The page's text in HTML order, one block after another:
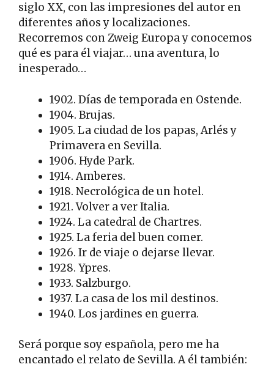
siglo XX, con las impresiones del autor en
diferentes años y localizaciones.
Recorremos con Zweig Europa y conocemos
qué es para él viajar… una aventura, lo
inesperado…
1902. Días de temporada en Ostende.
1904. Brujas.
1905. La ciudad de los papas, Arlés y
Primavera en Sevilla.
1906. Hyde Park.
1914. Amberes.
1918. Necrológica de un hotel.
1921. Volver a ver Italia.
1924. La catedral de Chartres.
1925. La feria del buen comer.
1926. Ir de viaje o dejarse llevar.
1928. Ypres.
1933. Salzburgo.
1937. La casa de los mil destinos.
1940. Los jardines en guerra.
Será porque soy española, pero me ha
encantado el relato de Sevilla. A él también: